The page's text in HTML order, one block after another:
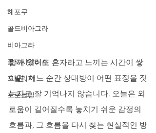
해포쿠
골드비아그라
비아그라
골드시알리스
프릴리지
프로코밀
함께 있어도 혼자라고 느끼는 시간이 쌓
이면, 어느 순간 상대방이 어떤 표정을 짓
는지도 잘 기억나지 않습니다. 오늘은 외
로움이 길어질수록 놓치기 쉬운 감정의
흐름과, 그 흐름을 다시 찾는 현실적인 방